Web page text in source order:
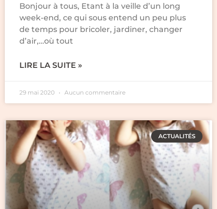
Bonjour à tous, Etant à la veille d’un long
week-end, ce qui sous entend un peu plus
de temps pour bricoler, jardiner, changer
d’air,…où tout
LIRE LA SUITE »
29 mai 2020 Aucun commentaire
ACTUALITÉS